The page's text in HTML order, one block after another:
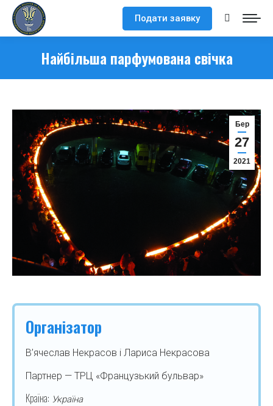
Подати заявку Search:
Найбільша парфумована свічка
Бер
27
2021
Організатор
В’ячеслав Некрасов і Лариса Некрасова
Партнер — ТРЦ «Французький бульвар»
Країна: Україна